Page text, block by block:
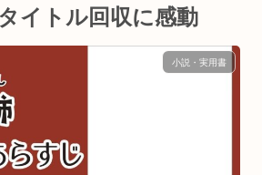
イトル回収に感動
小説・実用書